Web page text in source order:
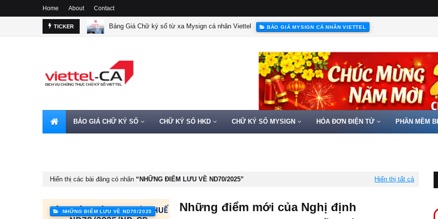
Home About Contact
TICKER Bảng Giá Chữ ký số từ xa Mysign cá nhân Viettel BÁO GIÁ MYSIGN CÁ NHÂN VIETTEL
BÁO GIÁ CHỮ KÝ SỐ CHỮ KÝ SỐ HKD CHỮ KÝ SỐ MYSIGN HÓA ĐƠN ĐIỆN TỬ PHẦN MỀM
Hiển thị các bài đăng có nhãn NHỮNG ĐIỂM LƯU VỀ ND70/2025 Hiển thị tất cả
NHỮNG ĐIỂM LƯU VỀ ND70/2025
Những điểm mới của Nghị định